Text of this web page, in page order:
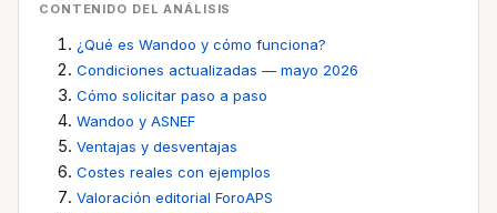
CONTENIDO DEL ANÁLISIS
¿Qué es Wandoo y cómo funciona?
Condiciones actualizadas — mayo 2026
Cómo solicitar paso a paso
Wandoo y ASNEF
Ventajas y desventajas
Costes reales con ejemplos
Valoración editorial ForoAPS